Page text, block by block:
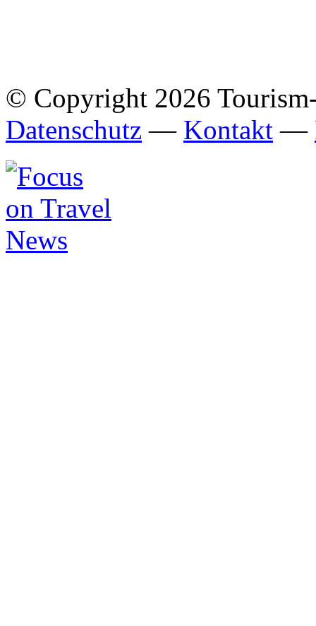
© Copyright 2026
Datenschutz — Kontakt —